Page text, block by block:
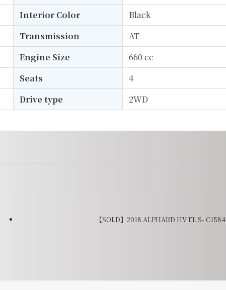
Interior Color
Black
Transmission
AT
Engine Size
660 cc
Seats
4
Drive type
2WD
【SOLD】2018 ALPHARD HV EL S- C1584